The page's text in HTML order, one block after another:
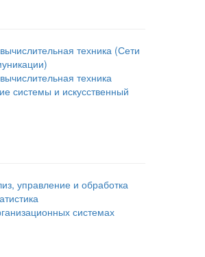
техника (Сети
техника
системы и искусственный
управление и обработка
системах